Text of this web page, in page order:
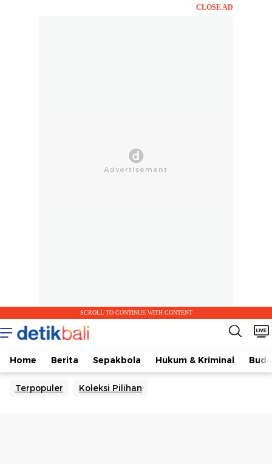
CLOSE AD
SCROLL TO CONTINUE WITH CONTENT
Home Berita Sepakbola Hukum & Kriminal
Terpopuler Koleksi Pilihan